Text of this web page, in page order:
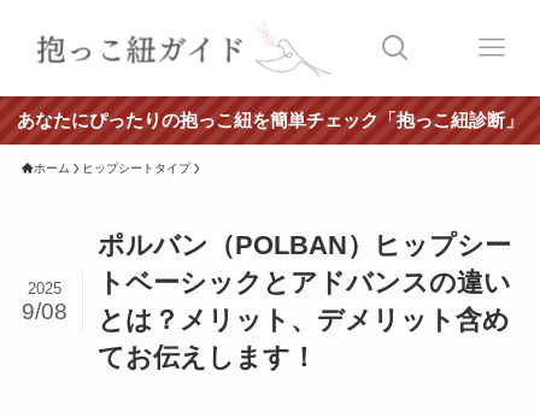
あなたにぴったりの抱っこ紐を簡単チェック「抱っこ紐診断」
ホーム ヒップシートタイプ
ポルバン（POLBAN）ヒップシー
トベーシックとアドバンスの違い
とは？メリット、デメリット含め
てお伝えします！
2025
9/08